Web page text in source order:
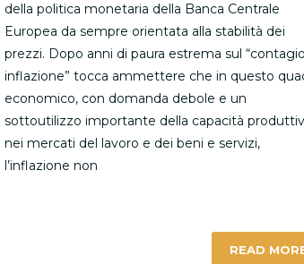
della politica monetaria della Banca Centrale
Europea da sempre orientata alla stabilità dei
prezzi. Dopo anni di paura estrema sul “contagio
inflazione” tocca ammettere che in questo
economico, con domanda debole e un
sottoutilizzo importante della capacità
nei mercati del lavoro e dei beni e servizi,
l’inflazione non
READ